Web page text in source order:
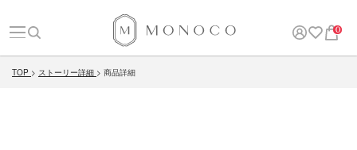
0
TOP ストーリー詳細 商品詳細